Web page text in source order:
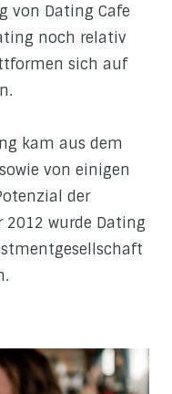
von Dating Cafe
noch relativ
sich auf
kam aus dem
von einigen
der
wurde Dating